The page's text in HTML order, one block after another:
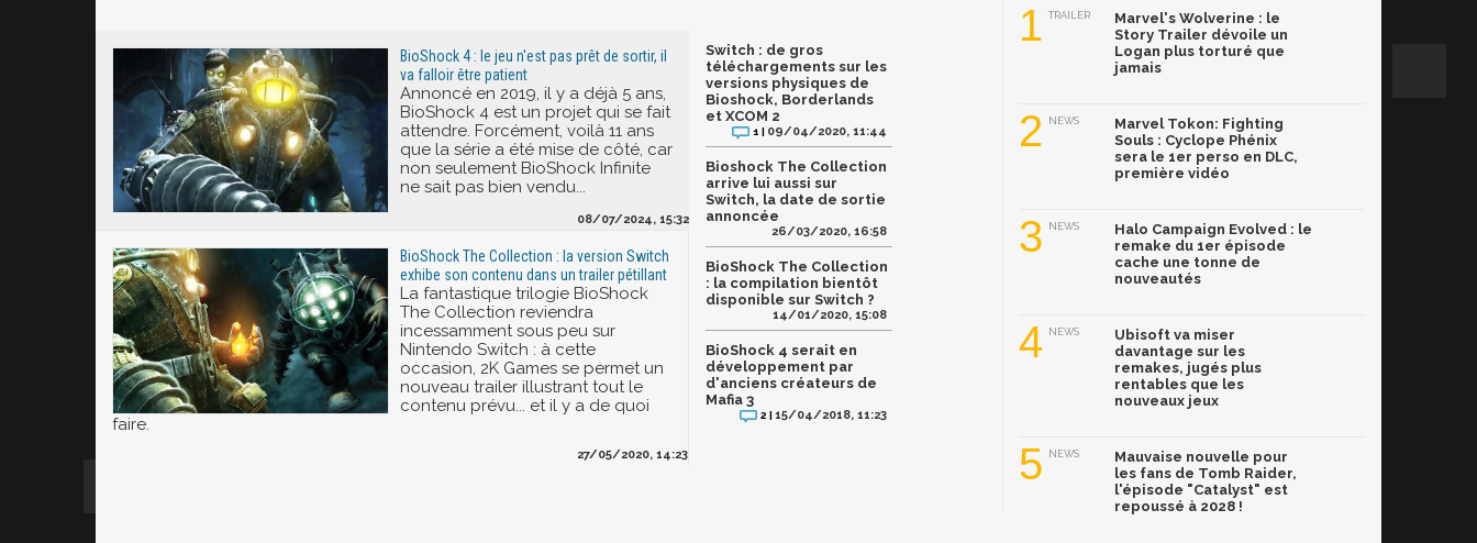
BioShock 4 : le jeu n'est pas prêt de sortir, il
va falloir être patient
Annoncé en 2019, il y a déjà 5 ans,
BioShock 4 est un projet qui se fait
attendre. Forcément, voilà 11 ans
que la série a été mise de côté, car
non seulement BioShock Infinite
ne sait pas bien vendu...
08/07/2024, 15:32
BioShock The Collection : la version Switch
exhibe son contenu dans un trailer pétillant
La fantastique trilogie BioShock
The Collection reviendra
incessamment sous peu sur
Nintendo Switch : à cette
occasion, 2K Games se permet un
nouveau trailer illustrant tout le
contenu prévu... et il y a de quoi
faire.
27/05/2020, 14:23
Switch : de gros
téléchargements sur les
versions physiques de
Bioshock, Borderlands
et XCOM 2
1 | 09/04/2020, 11:44
Bioshock The Collection
arrive lui aussi sur
Switch, la date de sortie
annoncée
26/03/2020, 16:58
BioShock The Collection
: la compilation bientôt
disponible sur Switch ?
14/01/2020, 15:08
BioShock 4 serait en
développement par
d'anciens créateurs de
Mafia 3
2 |15/04/2018, 11:23
1 TRAILER
Marvel's Wolverine : le
Story Trailer dévoile un
Logan plus torturé que
jamais
2 NEWS
Marvel Tokon: Fighting
Souls : Cyclope Phénix
sera le 1er perso en DLC,
première vidéo
3 NEWS
Halo Campaign Evolved : le
remake du 1er épisode
cache une tonne de
nouveautés
4 NEWS
Ubisoft va miser
davantage sur les
remakes, jugés plus
rentables que les
nouveaux jeux
5 NEWS
Mauvaise nouvelle pour
les fans de Tomb Raider,
l'épisode "Catalyst" est
repoussé à 2028 !